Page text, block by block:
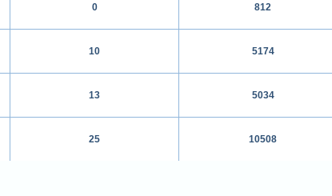
0 812
10 5174
13 5034
25 10508